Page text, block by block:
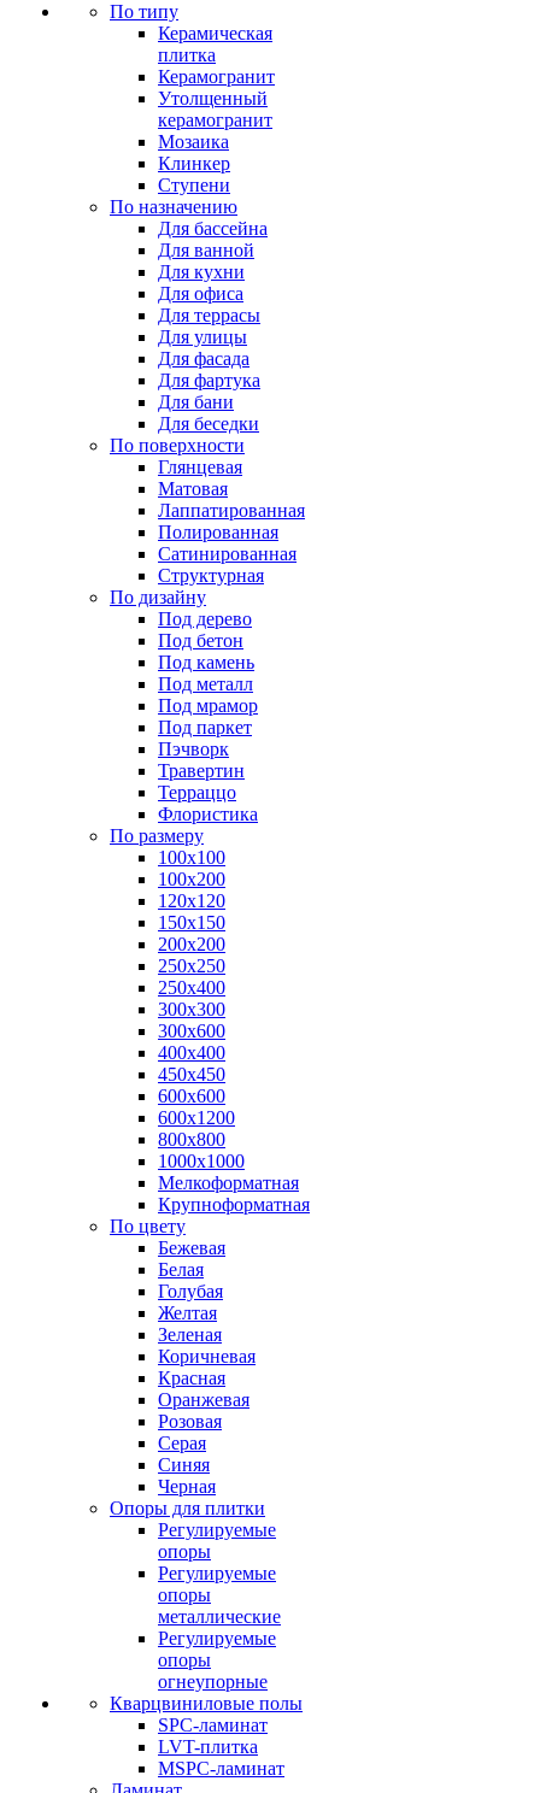
По типу
Керамическая
плитка
Керамогранит
Утолщенный
керамогранит
Мозаика
Клинкер
Ступени
По назначению
Для бассейна
Для ванной
Для кухни
Для офиса
Для террасы
Для улицы
Для фасада
Для фартука
Для бани
Для беседки
По поверхности
Глянцевая
Матовая
Лаппатированная
Полированная
Сатинированная
Структурная
По дизайну
Под дерево
Под бетон
Под камень
Под металл
Под мрамор
Под паркет
Пэчворк
Травертин
Терраццо
Флористика
По размеру
100х100
100х200
120х120
150х150
200х200
250х250
250х400
300х300
300х600
400х400
450х450
600х600
600х1200
800х800
1000х1000
Мелкоформатная
Крупноформатная
По цвету
Бежевая
Белая
Голубая
Желтая
Зеленая
Коричневая
Красная
Оранжевая
Розовая
Серая
Синяя
Черная
Опоры для плитки
Регулируемые
опоры
Регулируемые
опоры
металлические
Регулируемые
опоры
огнеупорные
Кварцвиниловые полы
SPC-ламинат
LVT-плитка
MSPC-ламинат